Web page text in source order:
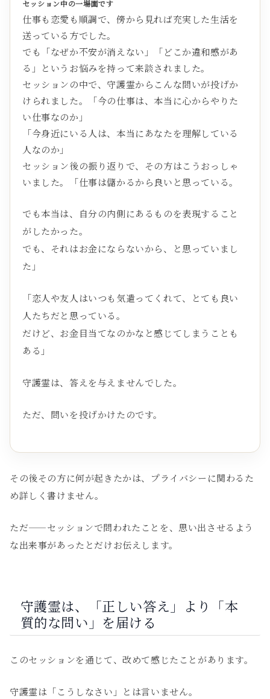
セッション中の一場面です
仕事も恋愛も順調で、傍から見れば充実した生活を
送っている方でした。
でも「なぜか不安が消えない」「どこか違和感があ
る」というお悩みを持って来談されました。
セッションの中で、守護霊からこんな問いが投げか
けられました。「今の仕事は、本当に心からやりた
い仕事なのか」
「今身近にいる人は、本当にあなたを理解している
人なのか」
セッション後の振り返りで、その方はこうおっしゃ
いました。「仕事は儲かるから良いと思っている。
でも本当は、自分の内側にあるものを表現すること
がしたかった。
でも、それはお金にならないから、と思っていまし
た」
「恋人や友人はいつも気遣ってくれて、とても良い
人たちだと思っている。
だけど、お金目当てなのかなと感じてしまうことも
ある」
守護霊は、答えを与えませんでした。
ただ、問いを投げかけたのです。
その後その方に何が起きたかは、プライバシーに関わるた
め詳しく書けません。
ただ——セッションで問われたことを、思い出させるよう
な出来事があったとだけお伝えします。
守護霊は、「正しい答え」より「本
質的な問い」を届ける
このセッションを通じて、改めて感じたことがあります。
守護霊は「こうしなさい」とは言いません。